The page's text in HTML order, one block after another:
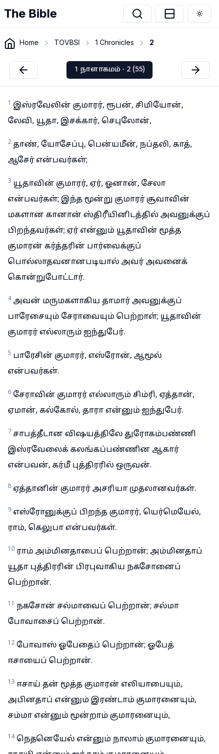
The Bible
Home TOVBSI 1 Chronicles 2
1 நாளாகமம் - 2 (55)
1 இஸ்ரவேலின் குமாரர், ரூபன், சிமியோன்,
லேவி, யூதா, இசக்கார், செபுலோன்,
2 தாண், யோசேப்பு, பென்யமீன், நப்தலி, காத்,
ஆசேர் என்பவர்கள்;
3 யூதாவின் குமாரர், ஏர், ஓனான், சேலா
என்பவர்கள்; இந்த மூன்று குமாரர் சூவாவின்
மகளான கானான் ஸ்திரீயினிடத்தில் அவனுக்குப்
பிறந்தவர்கள்; ஏர் என்னும் யூதாவின் மூத்த
குமாரன் கர்த்தரின் பார்வைக்குப்
பொல்லாதவனானபடியால் அவர் அவனைக்
கொன்றுபோட்டார்.
4 அவன் மருமகளாகிய தாமார் அவனுக்குப்
பாரேசையும் சேராவையும் பெற்றாள்; யூதாவின்
குமாரர் எல்லாரும் ஐந்துபேர்.
5 பாரேசின் குமாரர், எஸ்ரோன், ஆமூல்
என்பவர்கள்.
6 சேராவின் குமாரர் எல்லாரும் சிம்ரி, ஏத்தான்,
ஏமான், கல்கோல், தாரா என்னும் ஐந்துபேர்.
7 சாபத்தீடான விஷயத்திலே துரோகம்பண்ணி
இஸ்ரவேலைக் கலங்கப்பண்ணின ஆகார்
என்பவன், கர்மீ புத்திரரில் ஒருவன்.
8 ஏத்தானின் குமாரர் அசரியா முதலானவர்கள்.
9 எஸ்ரோனுக்குப் பிறந்த குமாரர், யெர்மெயேல்,
ராம், கெலுபா என்பவர்கள்.
10 ராம் அம்மினதாபைப் பெற்றான்; அம்மினதாப்
யூதா புத்திரரின் பிரபுவாகிய நகசோனைப்
பெற்றான்.
11 நகசோன் சல்மாவைப் பெற்றான்; சல்மா
போவாசைப் பெற்றான்.
12 போவாஸ் ஓபேதைப் பெற்றான்; ஓபேத்
ஈசாயைப் பெற்றான்.
13 ஈசாய் தன் மூத்த குமாரன் எலியாபையும்,
அபினதாப் என்னும் இரண்டாம் குமாரனையும்,
சம்மா என்னும் மூன்றாம் குமாரனையும்,
14 நெதனெயேல் என்னும் நாலாம் குமாரனையும்,